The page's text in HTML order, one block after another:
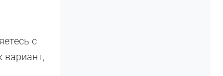
с
вариант,